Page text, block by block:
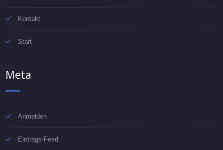
Kontakt
Start
Meta
Anmelden
Eintrags-Feed